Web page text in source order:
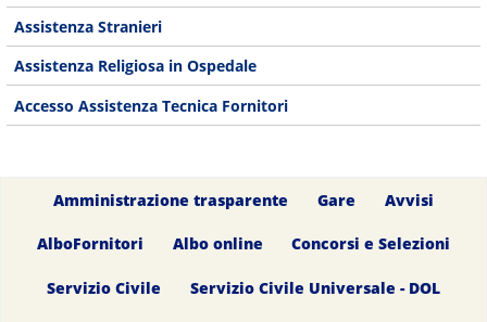
Assistenza Stranieri
Assistenza Religiosa in Ospedale
Accesso Assistenza Tecnica Fornitori
Amministrazione trasparente Gare Avvisi
AlboFornitori Albo online Concorsi e Selezioni
Servizio Civile Servizio Civile Universale - DOL